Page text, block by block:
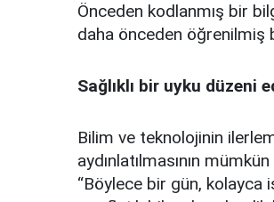
Önceden kodlanmış bir
daha önceden öğrenilmiş
Sağlıklı bir uyku düzeni
Bilim ve teknolojinin
aydınlatılmasının
“Böylece bir gün, kolayca